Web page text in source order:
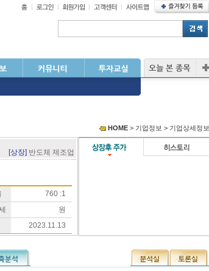
HOME > 기업정보 > 기업상세정보
[상장] 반도체 제조업
760 :1
원
2023.11.13